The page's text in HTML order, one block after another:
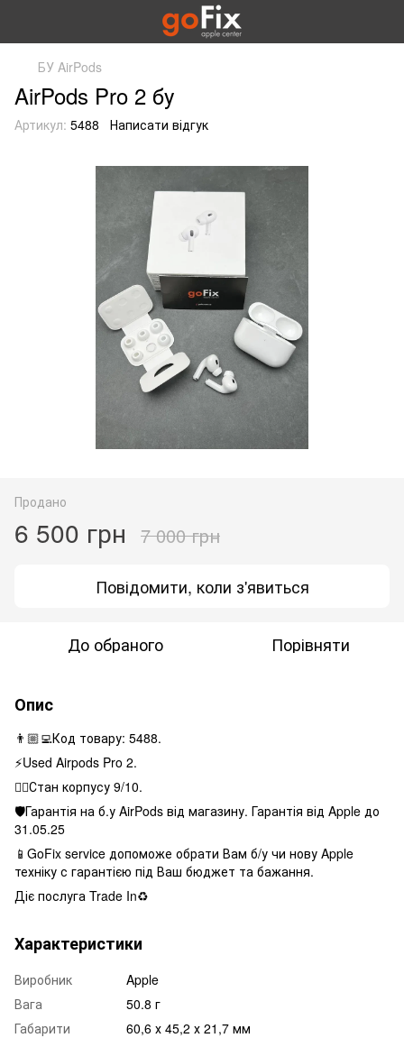
БУ AirPods
AirPods Pro 2 бу
Артикул: 5488 Написати відгук
Продано
6 500 грн 7 000 грн
Повідомити, коли з'явиться
До обраного Порівняти
Опис
👨🏼‍💻Код товару: 5488.
⚡️Used Airpods Pro 2.
👌🏻Стан корпусу 9/10.
🛡Гарантія на б.у AirPods від магазину. Гарантія від Apple до
31.05.25
📱GoFix service допоможе обрати Вам б/у чи нову Apple
техніку с гарантією під Ваш бюджет та бажання.
Діє послуга Trade In♻️
Характеристики
Виробник
Apple
Вага
50.8 г
Габарити
60,6 х 45,2 х 21,7 мм